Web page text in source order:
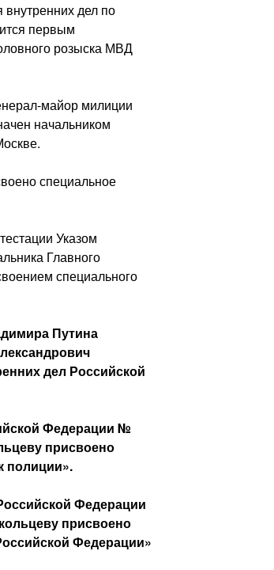
дел по
первым
розыска МВД
майор милиции
начальником
специальное
Указом
Главного
специального
Путина
дел Российской
Федерации №
присвоено
полиции».
Федерации
присвоено
Федерации»